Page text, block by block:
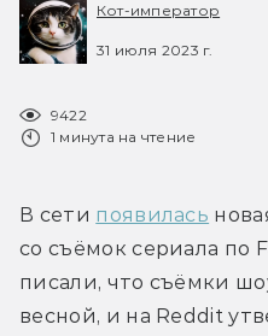
Кот-император
31 июля 2023 г.
9422
1 минута на чтение
В сети появилась
со съёмок сериала по
писали, что съёмки
весной, и на Reddit